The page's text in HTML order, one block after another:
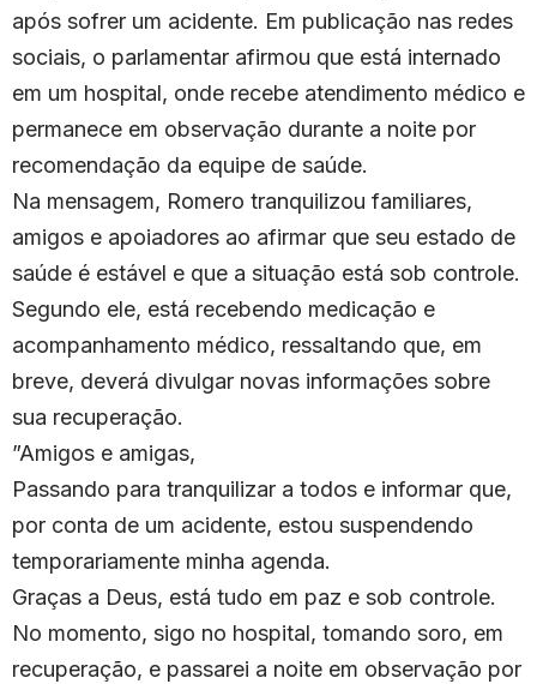
após sofrer um acidente. Em publicação nas redes
sociais, o parlamentar afirmou que está internado
em um hospital, onde recebe atendimento médico e
permanece em observação durante a noite por
recomendação da equipe de saúde.
Na mensagem, Romero tranquilizou familiares,
amigos e apoiadores ao afirmar que seu estado de
saúde é estável e que a situação está sob controle.
Segundo ele, está recebendo medicação e
acompanhamento médico, ressaltando que, em
breve, deverá divulgar novas informações sobre
sua recuperação.
”Amigos e amigas,
Passando para tranquilizar a todos e informar que,
por conta de um acidente, estou suspendendo
temporariamente minha agenda.
Graças a Deus, está tudo em paz e sob controle.
No momento, sigo no hospital, tomando soro, em
recuperação, e passarei a noite em observação por